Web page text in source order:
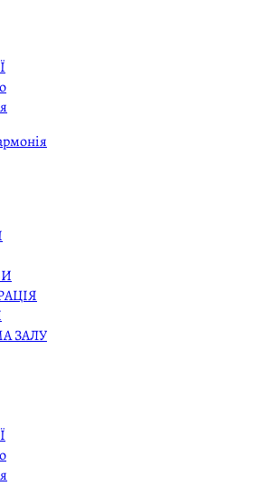
ЗАЛУ